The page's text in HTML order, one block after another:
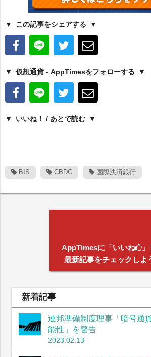
この記事をシェアする
仮想通貨 - AppTimesをフォローする
いいね！ / あとで読む
BIS CBDC 国際決済銀行
AppTimesに「いいね
最新記事をチェックしよ
新着記事
連邦準備制度理事「暗号通
能性」を警告
2023.02.13